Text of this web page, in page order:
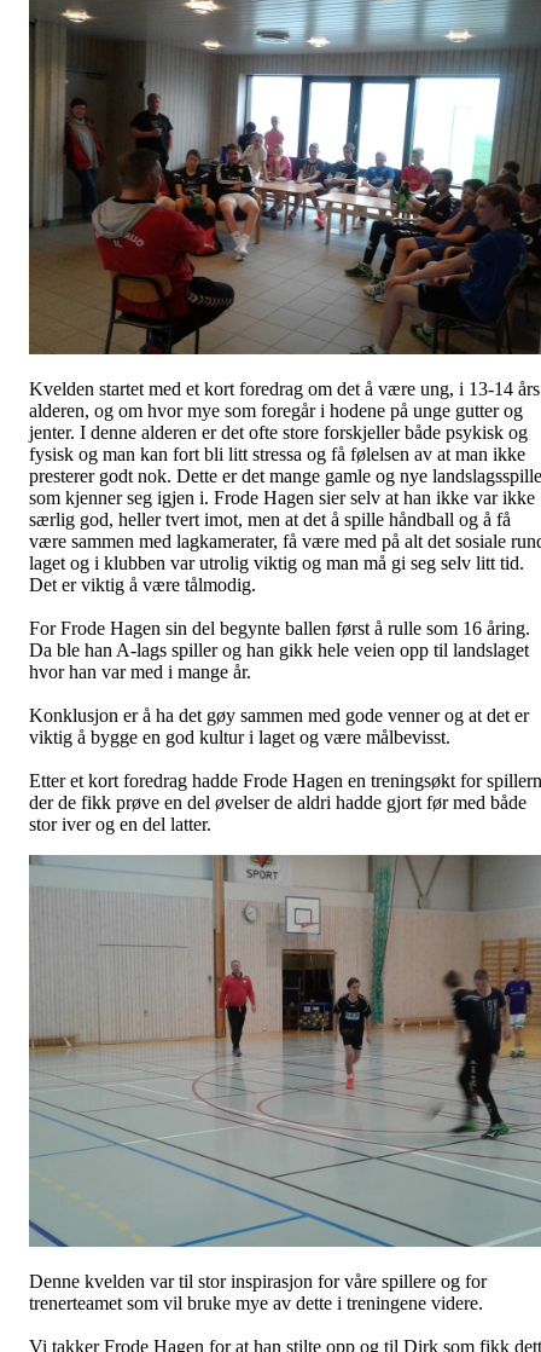
Kvelden startet med et kort foredrag om det å være ung, i 13-14 års
alderen, og om hvor mye som foregår i hodene på unge gutter og
jenter. I denne alderen er det ofte store forskjeller både psykisk og
fysisk og man kan fort bli litt stressa og få følelsen av at man ikke
presterer godt nok. Dette er det mange gamle og nye
som kjenner seg igjen i. Frode Hagen sier selv at han ikke var ikke
særlig god, heller tvert imot, men at det å spille håndball og å få
være sammen med lagkamerater, få være med på alt det sosiale
laget og i klubben var utrolig viktig og man må gi seg selv litt tid.
Det er viktig å være tålmodig.
For Frode Hagen sin del begynte ballen først å rulle som 16 åring.
Da ble han A-lags spiller og han gikk hele veien opp til landslaget
hvor han var med i mange år.
Konklusjon er å ha det gøy sammen med gode venner og at det er
viktig å bygge en god kultur i laget og være målbevisst.
Etter et kort foredrag hadde Frode Hagen en treningsøkt for
der de fikk prøve en del øvelser de aldri hadde gjort før med både
stor iver og en del latter.
Denne kvelden var til stor inspirasjon for våre spillere og for
trenerteamet som vil bruke mye av dette i treningene videre.
Vi takker Frode Hagen for at han stilte opp og til Dirk som fikk